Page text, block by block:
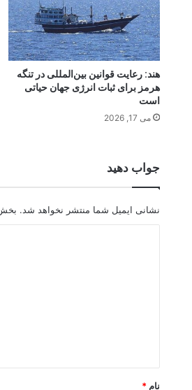
هند: رعایت قوانین بین‌المللی در تنگه
هرمز برای ثبات انرژی جهان حیاتی
است
می 17, 2026
جواب دهید
نشانی ایمیل شما منتشر نخواهد شد.
نام *